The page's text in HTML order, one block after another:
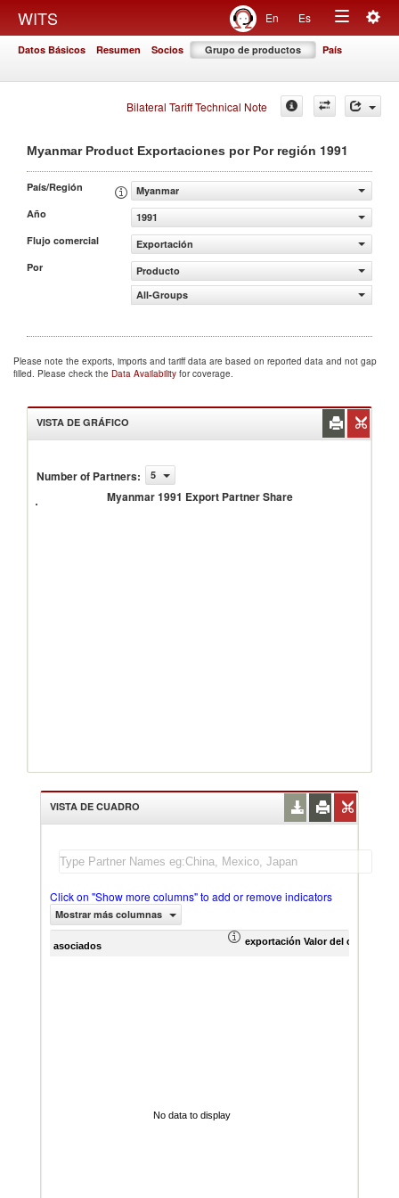
WITS En Es
Toggle
Datos Básicos Resumen Socios Grupo de productos País
Bilateral Tariff Technical Note
Myanmar Product Exportaciones por Por región 1991
País/Región
Myanmar
Año
1991
Flujo comercial
Exportación
Por
Producto
All-Groups
Please note the exports, imports and tariff data are based on reported data and not gap
filled. Please check the Data Availability for coverage.
VISTA DE GRÁFICO
Number of Partners: 5
Myanmar 1991 Export Partner Share
Myanmar
Export
VISTA DE CUADRO
Click on "Show more columns" to add or remove indicators
Mostrar más columnas
asociados exportación Valor del comercio
No data to display